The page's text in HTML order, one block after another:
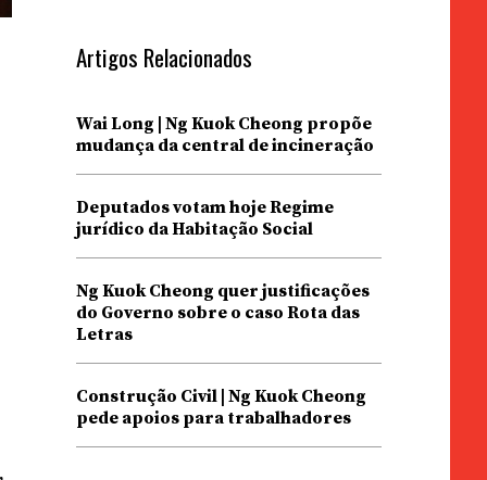
Artigos Relacionados
Wai Long | Ng Kuok Cheong propõe
mudança da central de incineração
Deputados votam hoje Regime
jurídico da Habitação Social
Ng Kuok Cheong quer justificações
do Governo sobre o caso Rota das
Letras
Construção Civil | Ng Kuok Cheong
pede apoios para trabalhadores